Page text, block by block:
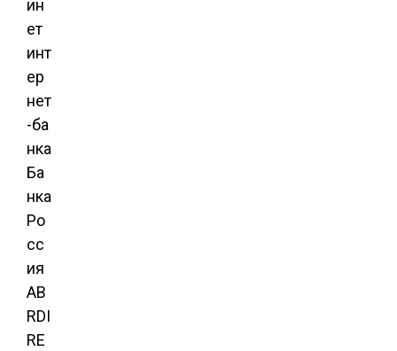
ин
ет
инт
ер
нет
-ба
нка
Ба
нка
Ро
сс
ия
AB
RDI
RE